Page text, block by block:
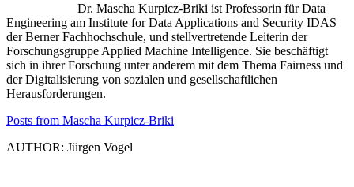
Dr. Mascha Kurpicz-Briki ist Professorin für Data
Engineering am Institute for Data Applications and Security IDAS
der Berner Fachhochschule, und stellvertretende Leiterin der
Forschungsgruppe Applied Machine Intelligence. Sie beschäftigt
sich in ihrer Forschung unter anderem mit dem Thema Fairness und
der Digitalisierung von sozialen und gesellschaftlichen
Herausforderungen.
Posts from Mascha Kurpicz-Briki
AUTHOR: Jürgen Vogel